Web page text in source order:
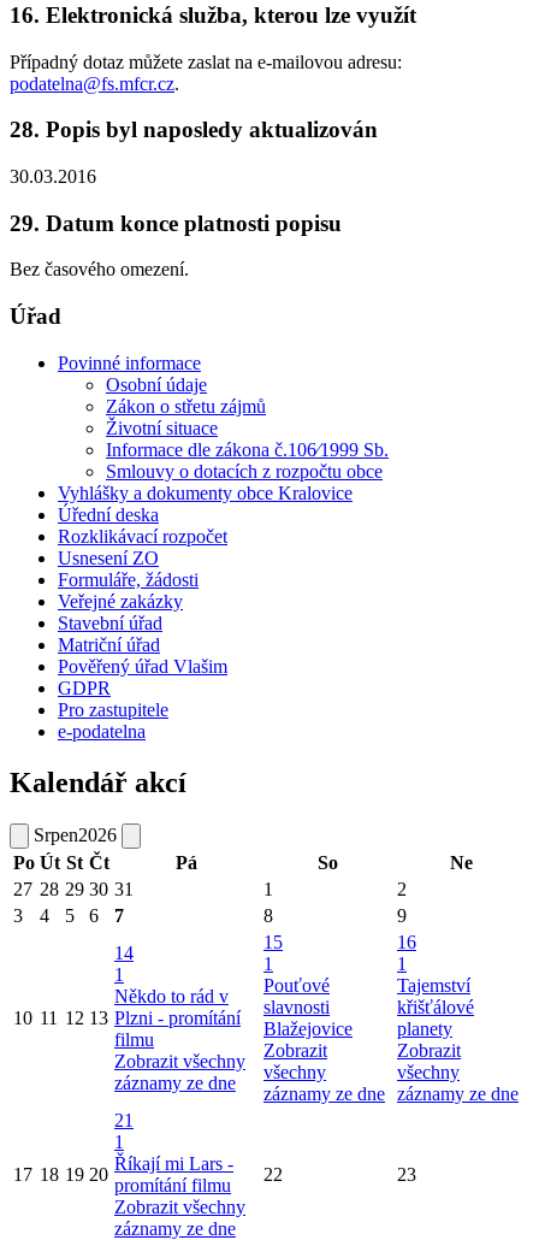
16. Elektronická služba, kterou lze využít
Případný dotaz můžete zaslat na e-mailovou adresu:
podatelna@fs.mfcr.cz.
28. Popis byl naposledy aktualizován
30.03.2016
29. Datum konce platnosti popisu
Bez časového omezení.
Úřad
Povinné informace
Osobní údaje
Zákon o střetu zájmů
Životní situace
Informace dle zákona č.106⁄1999 Sb.
Smlouvy o dotacích z rozpočtu obce
Vyhlášky a dokumenty obce Kralovice
Úřední deska
Rozklikávací rozpočet
Usnesení ZO
Formuláře, žádosti
Veřejné zakázky
Stavební úřad
Matriční úřad
Pověřený úřad Vlašim
GDPR
Pro zastupitele
e-podatelna
Kalendář akcí
Srpen2026
Po Út St Čt Pá So
Ne
27 28 29 30 31 1
2
3
4 5 6 7 8 9
10 11 12 13
14
1
Někdo to rád v
Plzni - promítání
filmu
Zobrazit všechny
záznamy ze dne
15
1
Pouťové
slavnosti
Blažejovice
Zobrazit
všechny
záznamy ze dne
16
1
Tajemství
křišťálové
planety
Zobrazit
všechny
záznamy ze dne
17 18 19 20
21
1
Říkají mi Lars -
promítání filmu
Zobrazit všechny
záznamy ze dne
22 23